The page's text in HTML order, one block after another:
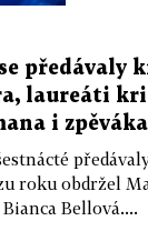
předávaly
laureáti
i
roku obdržel
Bellová....